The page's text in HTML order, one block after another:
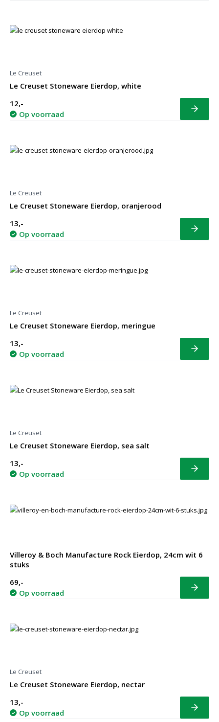
Le Creuset
Le Creuset Stoneware Eierdop, white
12,-
Op voorraad
Bekijk
Le Creuset
Le Creuset Stoneware Eierdop, oranjerood
13,-
Op voorraad
Bekijk
Le Creuset
Le Creuset Stoneware Eierdop, meringue
13,-
Op voorraad
Bekijk
Le Creuset
Le Creuset Stoneware Eierdop, sea salt
13,-
Op voorraad
Bekijk
Villeroy & Boch Manufacture Rock Eierdop, 24cm wit 6
stuks
69,-
Op voorraad
Bekijk
Le Creuset
Le Creuset Stoneware Eierdop, nectar
13,-
Op voorraad
Bekijk